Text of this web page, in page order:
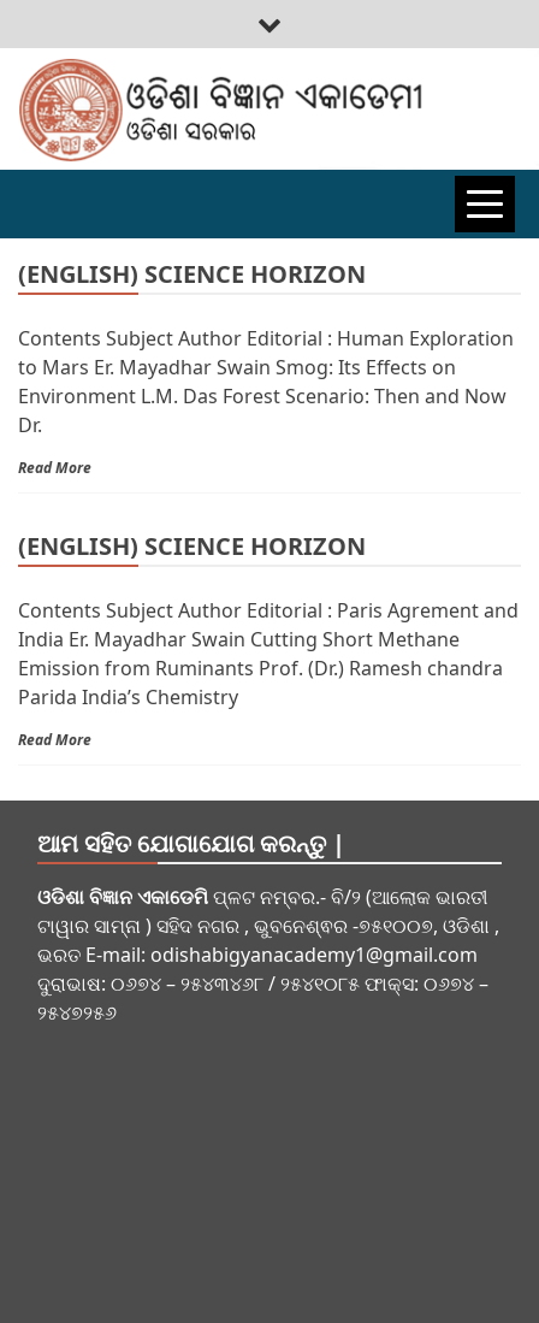
ODISHA
BIGYAN
ACADEMY
(ENGLISH) SCIENCE HORIZON
Contents Subject Author Editorial : Human Exploration
to Mars Er. Mayadhar Swain Smog: Its Effects on
Environment L.M. Das Forest Scenario: Then and Now
Dr.
Read More
(ENGLISH) SCIENCE HORIZON
Contents Subject Author Editorial : Paris Agrement and
India Er. Mayadhar Swain Cutting Short Methane
Emission from Ruminants Prof. (Dr.) Ramesh chandra
Parida India’s Chemistry
Read More
ଆମ ସହିତ ଯୋଗାଯୋଗ କରନ୍ତୁ |
ଓଡିଶା ବିଜ୍ଞାନ ଏକାଡେମିପ୍ଳଟ ନମ୍ବର.- ବି/୨ (ଆଲୋକ ଭାରତୀ
ଟାୱାର ସାମ୍ନା ) ସହିଦ ନଗର , ଭୁବନେଶ୍ଵର -୭୫୧୦୦୭, ଓଡିଶା ,
ଭରତ E-mail: odishabigyanacademy1@gmail.com
ଦୁରାଭାଷ: ୦୬୭୪ – ୨୫୪୩୪୬୮ / ୨୫୪୧୦୮୫ ଫାକ୍ସ: ୦୬୭୪ –
୨୫୪୭୨୫୬